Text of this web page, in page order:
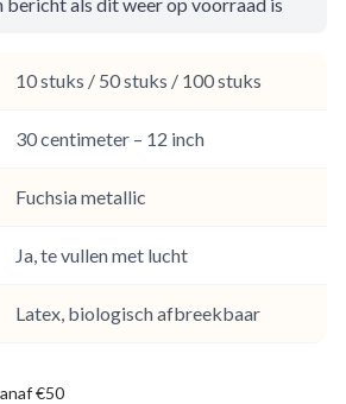
10 stuks / 50 stuks / 100 stuks
30 centimeter – 12 inch
Fuchsia metallic
Ja, te vullen met lucht
Latex, biologisch afbreekbaar
€50